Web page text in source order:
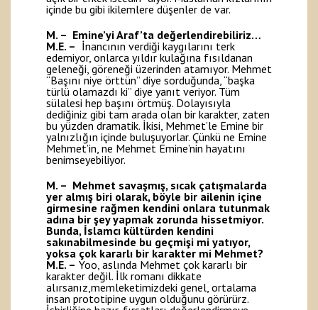
içinde bu gibi ikilemlere düşenler de var.
M. – Emine’yi Araf’ta değerlendirebiliriz…
M.E. – İnancının verdiği kaygılarını terk
edemiyor, onlarca yıldır kulağına fısıldanan
geleneği, göreneği üzerinden atamıyor. Mehmet
“Başını niye örttün” diye sorduğunda, “başka
türlü olamazdı ki” diye yanıt veriyor. Tüm
sülalesi hep başını örtmüş. Dolayısıyla
dediğiniz gibi tam arada olan bir karakter, zaten
bu yüzden dramatik. İkisi, Mehmet’le Emine bir
yalnızlığın içinde buluşuyorlar. Çünkü ne Emine
Mehmet’in, ne Mehmet Emine’nin hayatını
benimseyebiliyor.
M. – Mehmet savaşmış, sıcak çatışmalarda
yer almış biri olarak, böyle bir ailenin içine
girmesine rağmen kendini onlara tutunmak
adına bir şey yapmak zorunda hissetmiyor.
Bunda, İslamcı kültürden kendini
sakınabilmesinde bu geçmişi mi yatıyor,
yoksa çok kararlı bir karakter mi Mehmet?
M.E. – Yoo, aslında Mehmet çok kararlı bir
karakter değil. İlk romanı dikkate
alırsanız,memleketimizdeki genel, ortalama
insan prototipine uygun olduğunu görürürz.